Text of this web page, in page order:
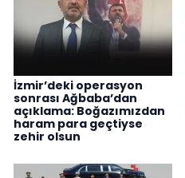
İzmir’deki operasyon
sonrası Ağbaba’dan
açıklama: Boğazımızdan
haram para geçtiyse
zehir olsun